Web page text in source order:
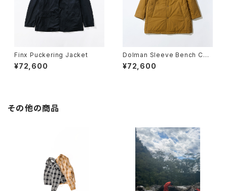
Finx Puckering Jacket
¥72,600
Dolman Sleeve Bench Coa
t¥72,600
その他の商品